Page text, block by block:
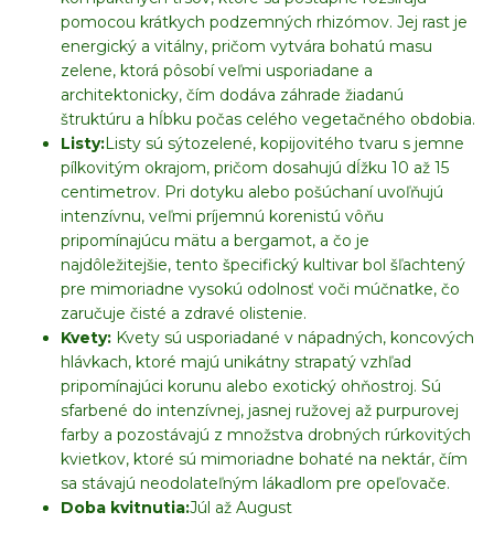
pomocou krátkych podzemných rhizómov. Jej rast je
energický a vitálny, pričom vytvára bohatú masu
zelene, ktorá pôsobí veľmi usporiadane a
architektonicky, čím dodáva záhrade žiadanú
štruktúru a hĺbku počas celého vegetačného obdobia.
Listy:Listy sú sýtozelené, kopijovitého tvaru s jemne
pílkovitým okrajom, pričom dosahujú dĺžku 10 až 15
centimetrov. Pri dotyku alebo pošúchaní uvoľňujú
intenzívnu, veľmi príjemnú korenistú vôňu
pripomínajúcu mätu a bergamot, a čo je
najdôležitejšie, tento špecifický kultivar bol šľachtený
pre mimoriadne vysokú odolnosť voči múčnatke, čo
zaručuje čisté a zdravé olistenie.
Kvety: Kvety sú usporiadané v nápadných, koncových
hlávkach, ktoré majú unikátny strapatý vzhľad
pripomínajúci korunu alebo exotický ohňostroj. Sú
sfarbené do intenzívnej, jasnej ružovej až purpurovej
farby a pozostávajú z množstva drobných rúrkovitých
kvietkov, ktoré sú mimoriadne bohaté na nektár, čím
sa stávajú neodolateľným lákadlom pre opeľovače.
Doba kvitnutia:Júl až August